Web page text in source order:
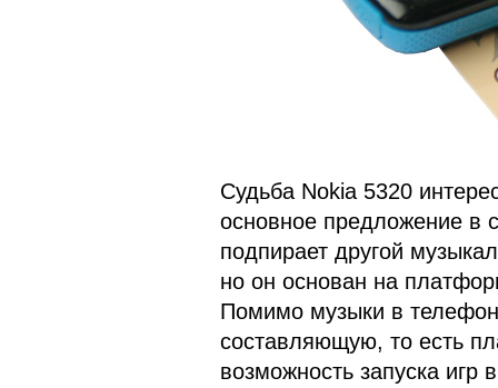
Судьба Nokia 5320
основное предложение в
подпирает другой
но он основан на
Помимо музыки в
составляющую, то есть
возможность запуска игр